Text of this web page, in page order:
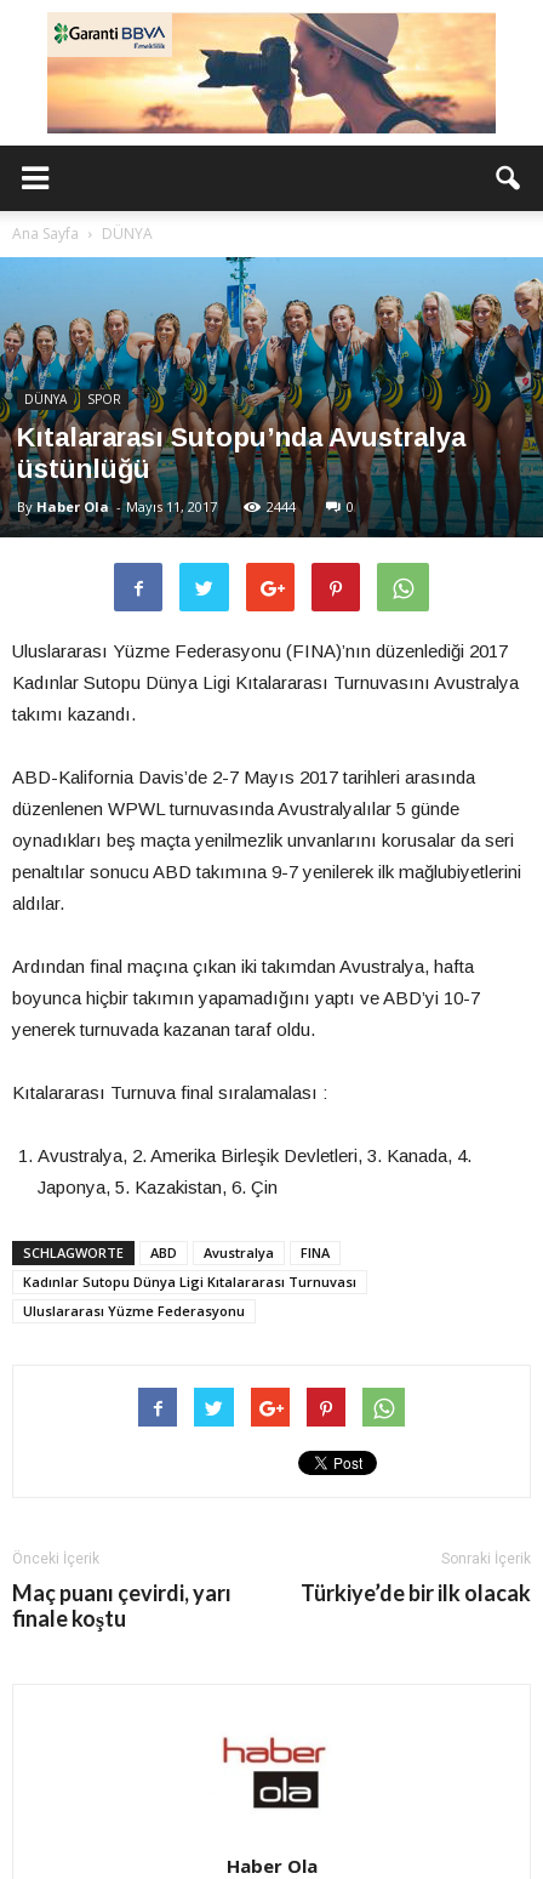
Ana Sayfa DÜNYA
DÜNYA SPOR
Kıtalararası Sutopu’nda Avustralya
üstünlüğü
By Haber Ola - Mayıs 11, 2017 2444 0
Uluslararası Yüzme Federasyonu (FINA)’nın düzenlediği 2017
Kadınlar Sutopu Dünya Ligi Kıtalararası Turnuvasını Avustralya
takımı kazandı.
ABD-Kalifornia Davis’de 2-7 Mayıs 2017 tarihleri arasında
düzenlenen WPWL turnuvasında Avustralyalılar 5 günde
oynadıkları beş maçta yenilmezlik unvanlarını korusalar da seri
penaltılar sonucu ABD takımına 9-7 yenilerek ilk mağlubiyetlerini
aldılar.
Ardından final maçına çıkan iki takımdan Avustralya, hafta
boyunca hiçbir takımın yapamadığını yaptı ve ABD’yi 10-7
yenerek turnuvada kazanan taraf oldu.
Kıtalararası Turnuva final sıralamalası :
Avustralya, 2. Amerika Birleşik Devletleri, 3. Kanada, 4.
Japonya, 5. Kazakistan, 6. Çin
SCHLAGWORTE ABD Avustralya
FINA
Kadınlar Sutopu Dünya Ligi Kıtalararası Turnuvası
Uluslararası Yüzme Federasyonu
Önceki İçerik
Maç puanı çevirdi, yarı
finale koştu
Sonraki İçerik
Türkiye’de bir ilk olacak
Haber Ola